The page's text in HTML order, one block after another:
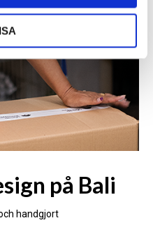
på Bali
handgjort